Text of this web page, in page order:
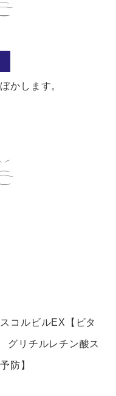
かします。
コルビルEX【ビタ
チルレチン酸ス
防】